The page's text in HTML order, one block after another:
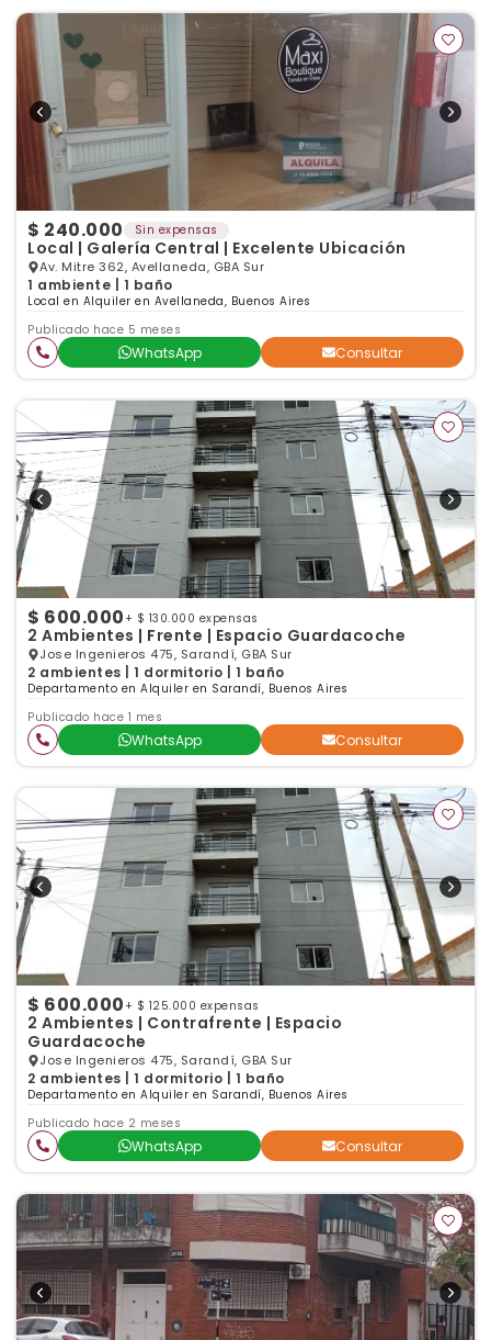
$ 240.000 Sin expensas
Local | Galería Central | Excelente Ubicación
Av. Mitre 362, Avellaneda, GBA Sur
1 ambiente | 1 baño
Local en Alquiler en Avellaneda, Buenos Aires
Publicado hace 5 meses
WhatsApp Consultar
$ 600.000 + $ 130.000 expensas
2 Ambientes | Frente | Espacio Guardacoche
Jose Ingenieros 475, Sarandí, GBA Sur
2 ambientes | 1 dormitorio | 1 baño
Departamento en Alquiler en Sarandí, Buenos Aires
Publicado hace 1 mes
WhatsApp Consultar
$ 600.000 + $ 125.000 expensas
2 Ambientes | Contrafrente | Espacio
Guardacoche
Jose Ingenieros 475, Sarandí, GBA Sur
2 ambientes | 1 dormitorio | 1 baño
Departamento en Alquiler en Sarandí, Buenos Aires
Publicado hace 2 meses
WhatsApp Consultar